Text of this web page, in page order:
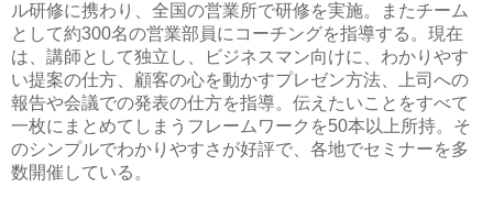
ル研修に携わり、全国の営業所で研修を実施。またチーム
として約300名の営業部員にコーチングを指導する。現在
は、講師として独立し、ビジネスマン向けに、わかりやす
い提案の仕方、顧客の心を動かすプレゼン方法、上司への
報告や会議での発表の仕方を指導。伝えたいことをすべて
一枚にまとめてしまうフレームワークを50本以上所持。そ
のシンプルでわかりやすさが好評で、各地でセミナーを多
数開催している。